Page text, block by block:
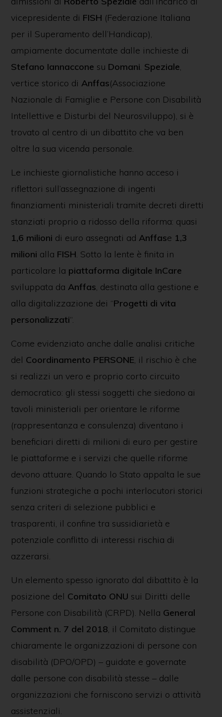
vicepresidente di FISH (Federazione Italiana
per il Superamento dell’Handicap),
ampiamente documentate dalle inchieste di
Stefano Iannaccone su Domani. Speziale,
vertice storico di Anffas(Associazione
Nazionale di Famiglie e Persone con Disabilità
Intellettive e Disturbi del Neurosviluppo), si è
trovato al centro di un dibattito che va ben
oltre la sua vicenda personale.
Le inchieste giornalistiche hanno acceso i
riflettori sull’assegnazione di ingenti
finanziamenti ministeriali tramite decreti diretti
stanziati proprio a ridosso della riforma: quasi
1,6 milioni di euro assegnati ad Anffase 1,3
milioni alla FISH. Sotto la lente è finita in
particolare la piattaforma digitale InCare
sviluppata da Anffas, destinata alla gestione e
alla digitalizzazione dei “Progetti di vita
personalizzati“.
Come evidenziato anche dalle analisi critiche
del Coordinamento PERSONE, il rischio è che
si realizzi un vero e proprio corto circuito
democratico: gli stessi soggetti che siedono ai
tavoli ministeriali per orientare le riforme
(rappresentanza e consulenza) diventano i
beneficiari diretti di milioni di euro per gestire
le piattaforme e i servizi che quelle riforme
devono attuare. Quando lo Stato appalta le sue
funzioni strategiche a pochi interlocutori storici
senza criteri di selezione pubblici e
trasparenti, il confine tra sussidiarietà e
potenziale conflitto di interessi rischia di
azzerarsi.
Un elemento spesso ignorato dal dibattito è la
posizione del Comitato ONU sui Diritti delle
Persone con Disabilità (CRPD). Nella General
Comment n. 7 del 2018, il Comitato distingue
chiaramente le organizzazioni di persone con
disabilità (DPO/OPD) – guidate e governate
dalle persone con disabilità stesse – dalle
organizzazioni che forniscono servizi o attività
assistenziali.